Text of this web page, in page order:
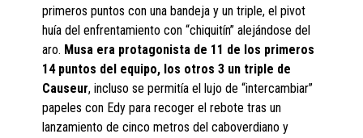
primeros puntos con una bandeja y un triple, el pivot
huía del enfrentamiento con “chiquitín” alejándose del
aro. Musa era protagonista de 11 de los primeros
14 puntos del equipo, los otros 3 un triple de
Causeur, incluso se permitía el lujo de “intercambiar”
papeles con Edy para recoger el rebote tras un
lanzamiento de cinco metros del caboverdiano y